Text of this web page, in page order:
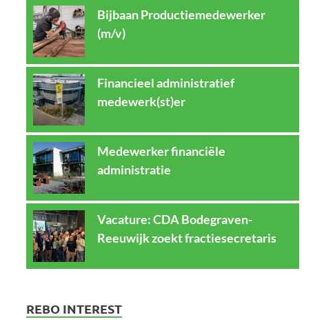
Bijbaan Productiemedewerker
(m/v)
Financieel administratief
medewerk(st)er
Medewerker financiële
administratie
Vacature: CDA Bodegraven-
Reeuwijk zoekt fractiesecretaris
REBO INTEREST